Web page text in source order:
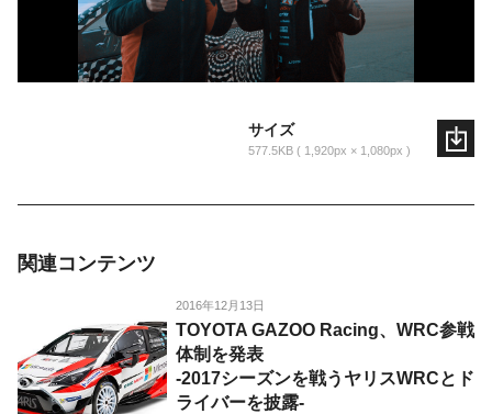
サイズ
577.5KB 1,920px × 1,080px
関連コンテンツ
2016年12月13日
TOYOTA GAZOO Racing、WRC参戦
体制を発表
-2017シーズンを戦うヤリスWRCとド
ライバーを披露-